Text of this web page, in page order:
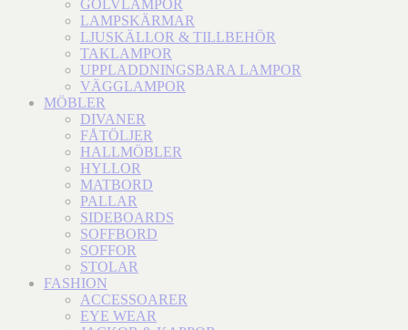
GOLVLAMPOR
LAMPSKÄRMAR
LJUSKÄLLOR & TILLBEHÖR
TAKLAMPOR
UPPLADDNINGSBARA LAMPOR
VÄGGLAMPOR
MÖBLER
DIVANER
FÅTÖLJER
HALLMÖBLER
HYLLOR
MATBORD
PALLAR
SIDEBOARDS
SOFFBORD
SOFFOR
STOLAR
FASHION
ACCESSOARER
EYE WEAR